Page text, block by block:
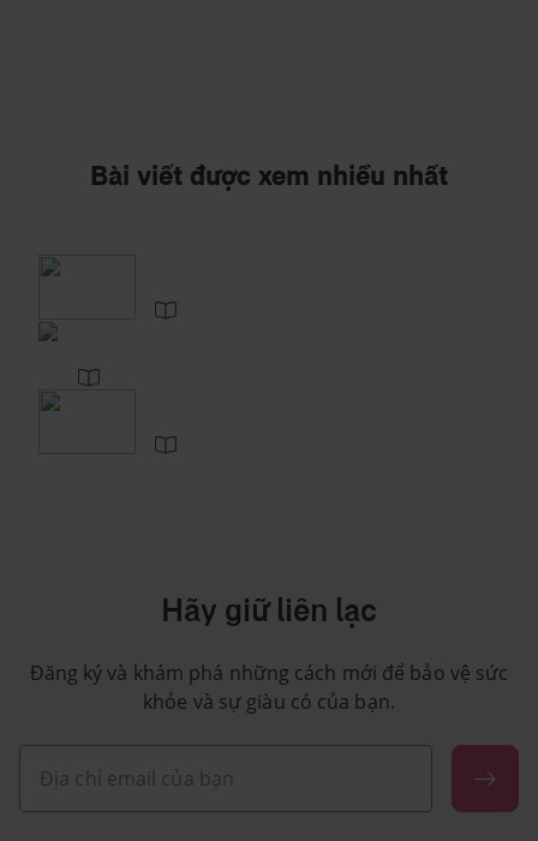
Bài viết được xem nhiều nhất
Hãy giữ liên lạc
Đăng ký và khám phá những cách mới để bảo vệ sức
khỏe và sự giàu có của bạn.